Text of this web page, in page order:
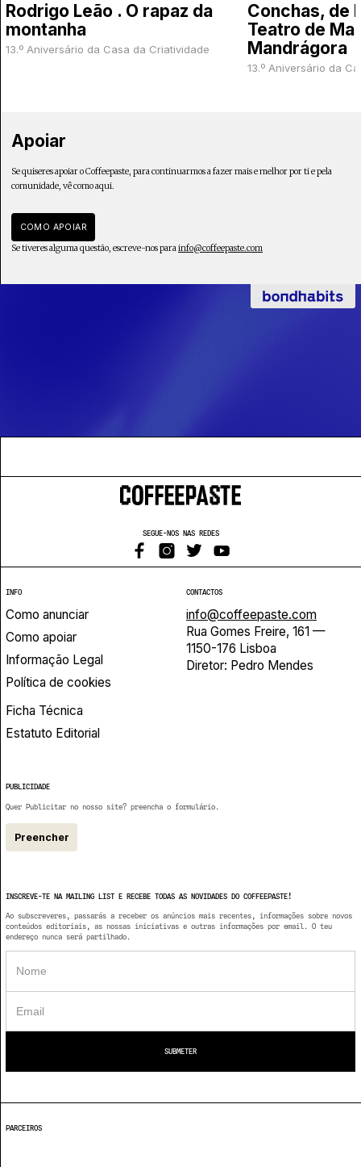
Rodrigo Leão . O rapaz da
montanha
13.º Aniversário da Casa da Criatividade
Conchas, de
Teatro de
Mandrágora
13.º Aniversário da
Apoiar
Se quiseres apoiar o Coffeepaste, para continuarmos a fazer mais e melhor por ti e pela
comunidade, vê como aqui.
COMO APOIAR
Se tiveres alguma questão, escreve-nos parainfo@coffeepaste.com
SEGUE-NOS NAS REDES
INFO
Como anunciar
Como apoiar
Informação Legal
Política de cookies
Ficha Técnica
Estatuto Editorial
CONTACTOS
info@coffeepaste.com
Rua Gomes Freire, 161 —
1150-176 Lisboa
Diretor: Pedro Mendes
PUBLICIDADE
Quer Publicitar no nosso site? preencha o formulário.
Preencher
INSCREVE-TE NA MAILING LIST E RECEBE TODAS AS NOVIDADES DO COFFEEPASTE!
Ao subscreveres, passarás a receber os anúncios mais recentes, informações sobre novos
conteúdos editoriais, as nossas iniciativas e outras informações por email. O teu
endereço nunca será partilhado.
PARCEIROS